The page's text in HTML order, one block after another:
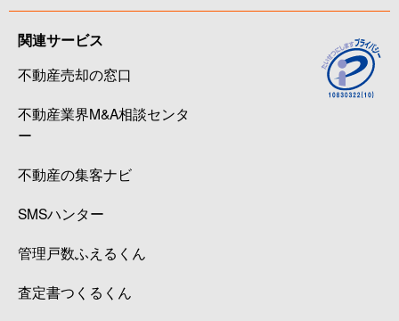
関連サービス
不動産売却の窓口
不動産業界M&A相談センタ
ー
不動産の集客ナビ
SMSハンター
管理戸数ふえるくん
査定書つくるくん